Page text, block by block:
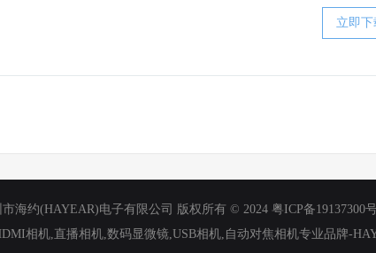
立即下
市海约(HAYEAR)电子有限公司 版权所有 © 2024 粤ICP备19137300
相机,直播相机,数码显微镜,USB相机,自动对焦相机专业品牌-